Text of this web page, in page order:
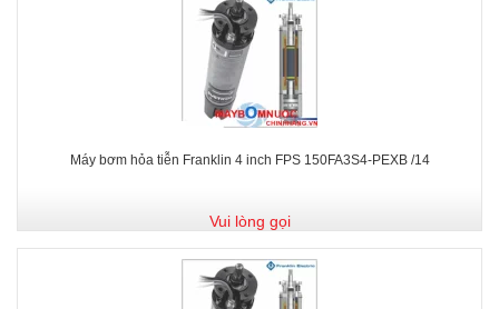
Máy bơm hỏa tiễn Franklin 4 inch FPS 150FA3S4-PEXB /14
Vui lòng gọi